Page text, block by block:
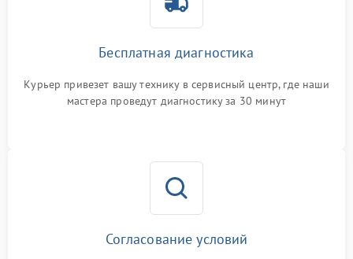
Бесплатная диагностика
Курьер привезет вашу технику в сервисный центр, где наши
мастера проведут диагностику за 30 минут
Согласование условий